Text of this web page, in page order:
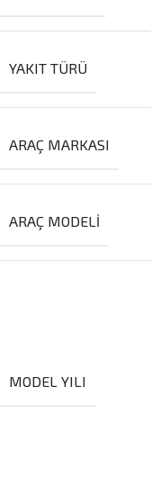
YAKIT TÜRÜ
ARAÇ MARKASI
ARAÇ MODELI
MODEL YILI